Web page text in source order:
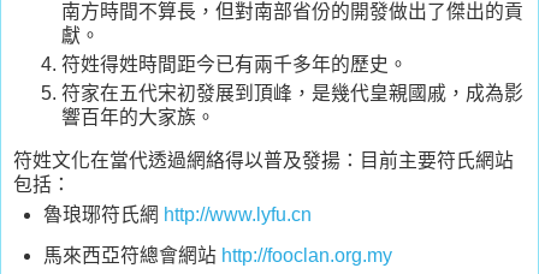
南方時間不算長，但對南部省份的開發做出了傑出的貢
獻。
符姓得姓時間距今已有兩千多年的歷史。
符家在五代宋初發展到頂峰，是幾代皇親國戚，成為影
響百年的大家族。
符姓文化在當代透過網絡得以普及發揚：目前主要符氏網站
包括：
魯琅琊符氏網 http://www.lyfu.cn
馬來西亞符總會網站 http://fooclan.org.my